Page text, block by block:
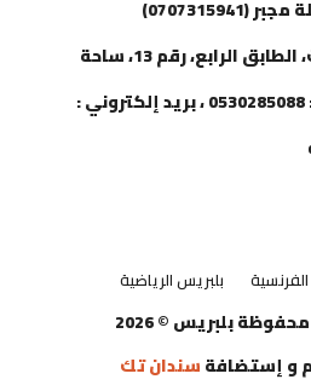
بلبريس، رقم 6، زنقة بيروت، الطابق الرابع، رقم 13، ساحة
المامونية، الرباط ، هاتف : 0530285088 ، بريد إلكتروني :
بلبريس الرياضية
بلبريس © 2026
و إستضافةسندان تك